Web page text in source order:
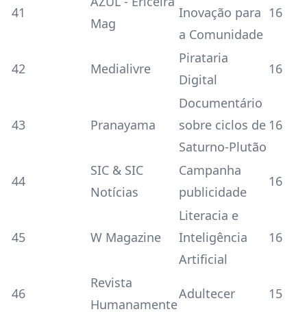
41
Mag
Inovação para
a Comunidade
16
42 Medialivre
Pirataria
Digital
16
43 Pranayama
Documentário
sobre ciclos de
Saturno-Plutão
16
44
SIC & SIC
Notícias
Campanha
publicidade
16
45 W Magazine
Literacia e
Inteligência
Artificial
16
46
Revista
Humanamente
Adultecer 15